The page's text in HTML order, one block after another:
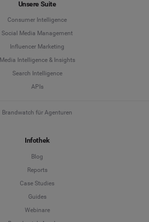
Unsere Suite
Consumer Intelligence
Social Media Management
Influencer Marketing
Media Intelligence & Insights
Search Intelligence
APIs
Brandwatch für Agenturen
Infothek
Blog
Reports
Case Studies
Guides
Webinare